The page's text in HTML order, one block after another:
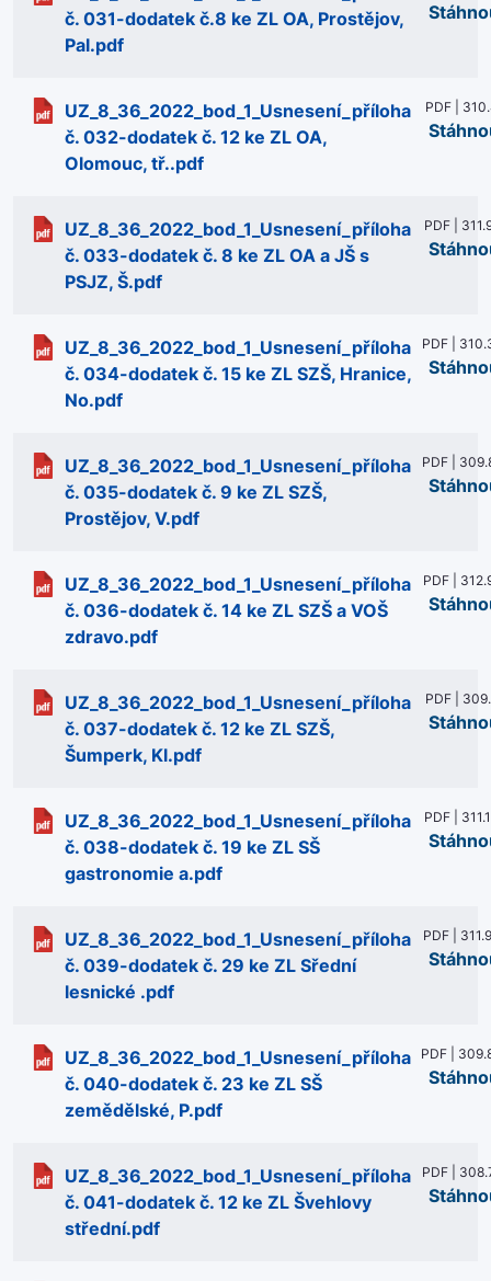
č. 031-dodatek č.8 ke ZL OA, Prostějov,
Pal.pdf
UZ_8_36_2022_bod_1_Usnesení_příloha
č. 032-dodatek č. 12 ke ZL OA,
Olomouc, tř..pdf
PDF |
UZ_8_36_2022_bod_1_Usnesení_příloha
č. 033-dodatek č. 8 ke ZL OA a JŠ s
PSJZ, Š.pdf
PDF |
UZ_8_36_2022_bod_1_Usnesení_příloha
č. 034-dodatek č. 15 ke ZL SZŠ, Hranice,
No.pdf
PDF |
UZ_8_36_2022_bod_1_Usnesení_příloha
č. 035-dodatek č. 9 ke ZL SZŠ,
Prostějov, V.pdf
PDF |
UZ_8_36_2022_bod_1_Usnesení_příloha
č. 036-dodatek č. 14 ke ZL SZŠ a VOŠ
zdravo.pdf
PDF |
UZ_8_36_2022_bod_1_Usnesení_příloha
č. 037-dodatek č. 12 ke ZL SZŠ,
Šumperk, Kl.pdf
PDF |
UZ_8_36_2022_bod_1_Usnesení_příloha
č. 038-dodatek č. 19 ke ZL SŠ
gastronomie a.pdf
PDF |
UZ_8_36_2022_bod_1_Usnesení_příloha
č. 039-dodatek č. 29 ke ZL Sřední
lesnické .pdf
PDF |
UZ_8_36_2022_bod_1_Usnesení_příloha
č. 040-dodatek č. 23 ke ZL SŠ
zemědělské, P.pdf
PDF |
UZ_8_36_2022_bod_1_Usnesení_příloha
č. 041-dodatek č. 12 ke ZL Švehlovy
střední.pdf
PDF |